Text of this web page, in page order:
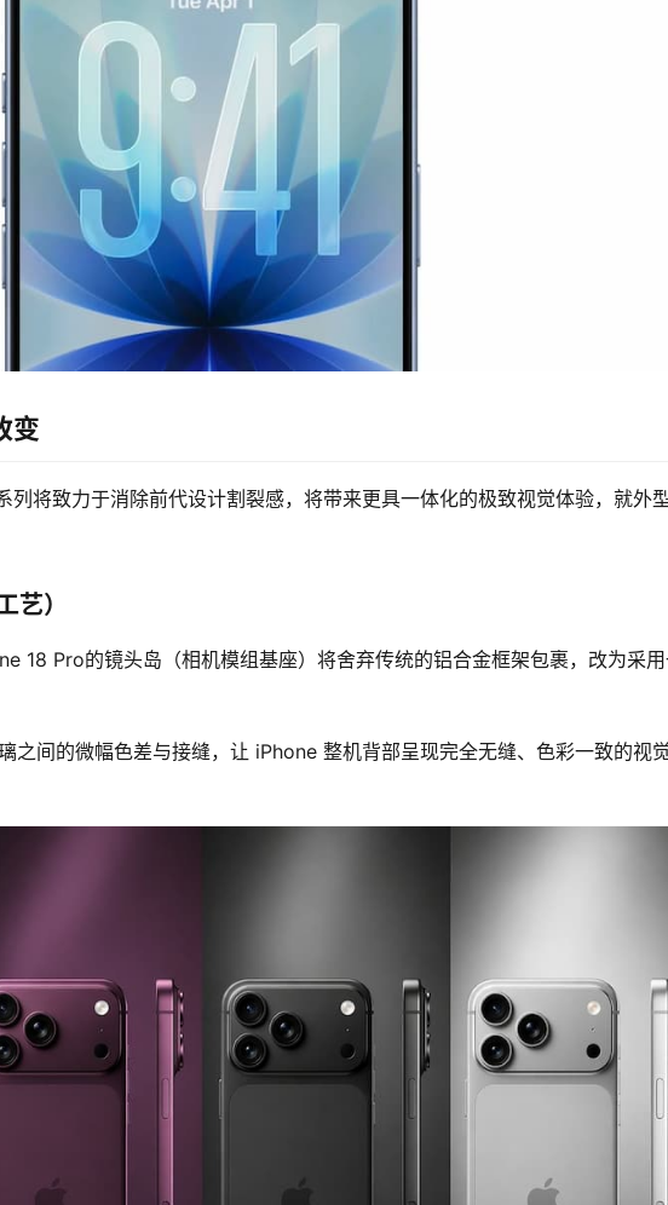
变
将致力于消除前代设计割裂感，将带来更具一体化的极致视觉体验，就外
艺）
18 Pro的镜头岛（相机模组基座）将舍弃传统的铝合金框架包裹，改为采
之间的微幅色差与接缝，让 iPhone 整机背部呈现完全无缝、色彩一致的视